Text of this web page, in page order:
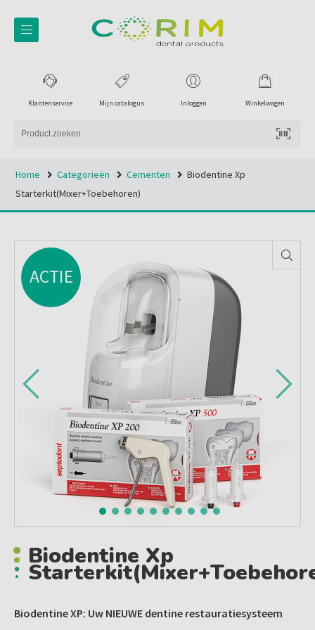
Winkelwagen
Inloggen
Mijn catalogus
Klantenservice
Home Categorieën Cementen
Biodentine Xp
Starterkit(mixer+toebehoren)
ACTIE
Biodentine Xp
Biodentine XP: Uw NIEUWE dentine restauratiesysteem